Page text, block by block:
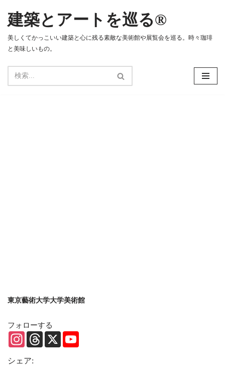
コ
ン
テ
建築とアートを巡る®
美しくてかっこいい建築と心に残る素敵な美術館や展覧会を巡る。時々珈琲
と美味しいもの。
東京藝術大学大学美術館
フォローする
InstagramThreadsX
シェア: